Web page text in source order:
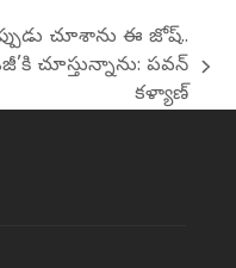
చూశాను ఈ జోష్..
చూస్తున్నాను: పవన్
కళ్యాణ్